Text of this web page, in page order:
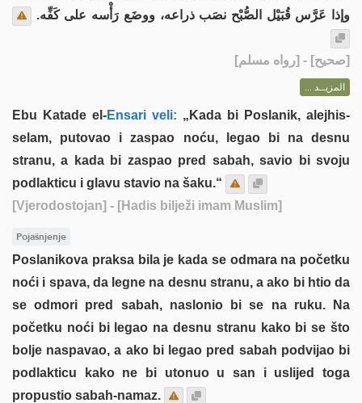
وإذا عَرَّس قُبَيْل الصُّبْح نصَب ذراعه، ووضَع رَأْسه على كَفِّه.
[صحيح] - [رواه مسلم]
المزيــد ...
Ebu Katade el-Ensari veli: „Kada bi Poslanik, alejhis-
selam, putovao i zaspao noću, legao bi na desnu
stranu, a kada bi zaspao pred sabah, savio bi svoju
podlakticu i glavu stavio na šaku.“
[Vjerodostojan] - [Hadis bilježi imam Muslim]
Pojašnjenje
Poslanikova praksa bila je kada se odmara na početku
noći i spava, da legne na desnu stranu, a ako bi htio da
se odmori pred sabah, naslonio bi se na ruku. Na
početku noći bi legao na desnu stranu kako bi se što
bolje naspavao, a ako bi legao pred sabah podvijao bi
podlakticu kako ne bi utonuo u san i uslijed toga
propustio sabah-namaz.